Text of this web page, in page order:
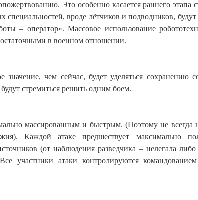
Это особенно касается раннего этапа
вроде лётчиков и подводников, будут
– оператор». Массовое использование
в военном отношении.
чем сейчас, будет уделяться сохранению
стремиться решить одним боем.
массированным и быстрым. (Поэтому не всегда
Каждой атаке предшествует максимально
(от наблюдения разведчика – нелегала либо
участники атаки контролируются